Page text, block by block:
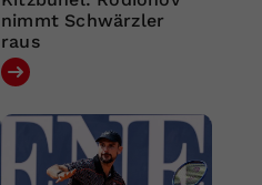
nimmt Schwärzler
raus